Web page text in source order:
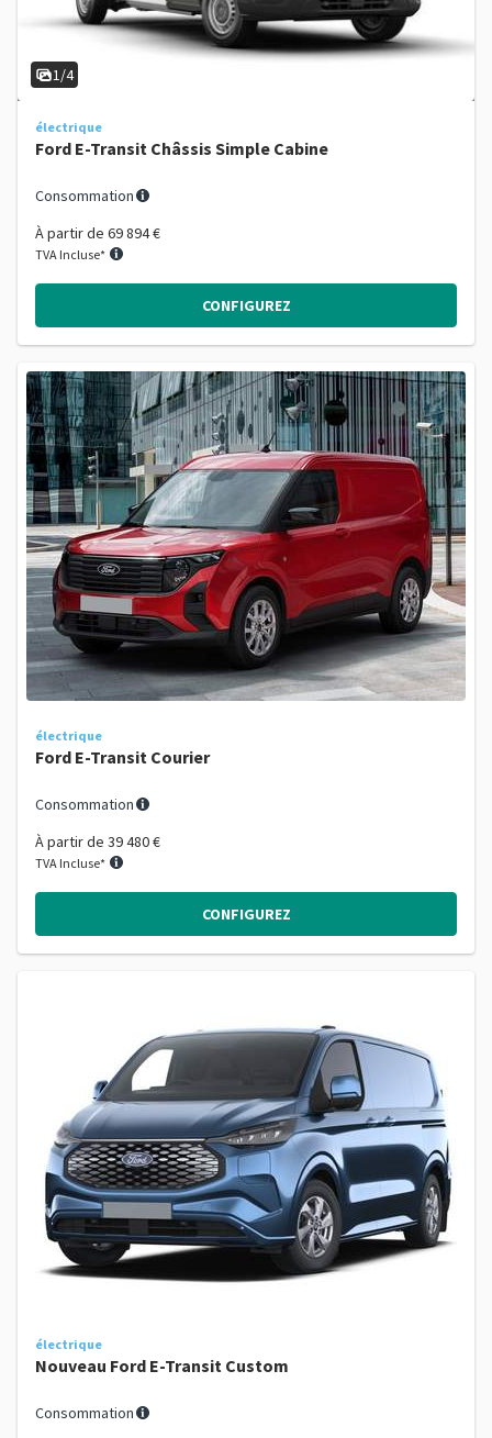
1/4
électrique
Ford E-Transit Châssis Simple Cabine
Consommation
À partir de 69 894 €
TVA Incluse*
CONFIGUREZ
électrique
Ford E-Transit Courier
Consommation
À partir de 39 480 €
TVA Incluse*
CONFIGUREZ
électrique
Nouveau Ford E-Transit Custom
Consommation